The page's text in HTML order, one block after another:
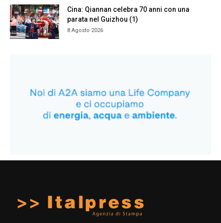
Cina: Qiannan celebra 70 anni con una
parata nel Guizhou (1)
8 Agosto 2026